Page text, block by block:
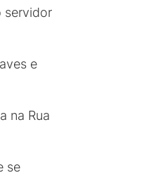
servidor
e
na Rua
se